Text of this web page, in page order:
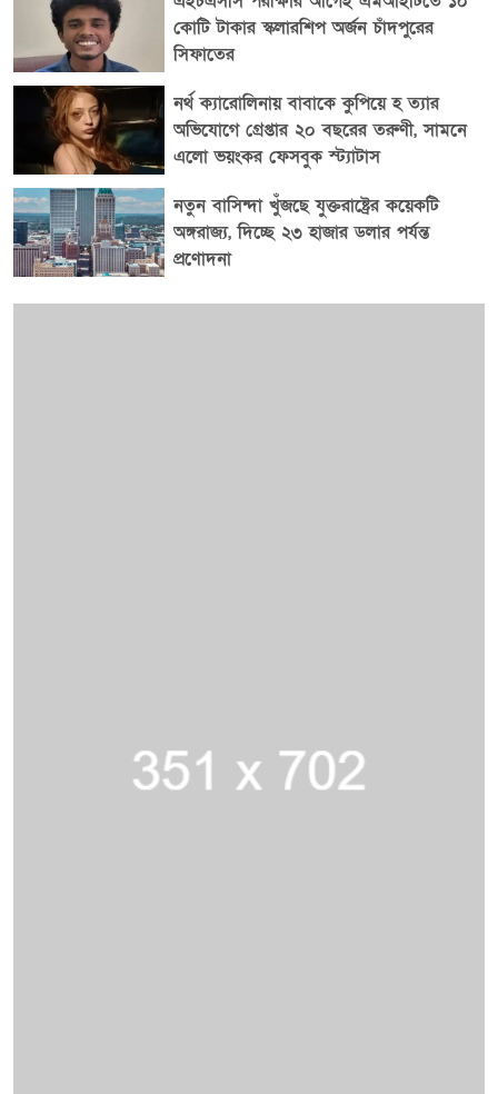
কোটি টাকার স্কলারশিপ অর্জন চাঁদপুরের
সিফাতের
নর্থ ক্যারোলিনায় বাবাকে কুপিয়ে হ ত্যার
অভিযোগে গ্রেপ্তার ২০ বছরের তরুণী, সামনে
এলো ভয়ংকর ফেসবুক স্ট্যাটাস
নতুন বাসিন্দা খুঁজছে যুক্তরাষ্ট্রের কয়েকটি
অঙ্গরাজ্য, দিচ্ছে ২৩ হাজার ডলার পর্যন্ত
প্রণোদনা